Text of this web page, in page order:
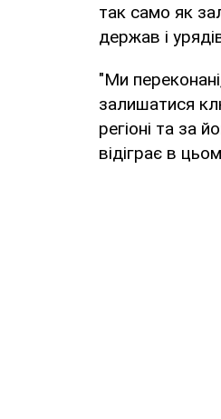
так само як
держав і
"Ми
залишатися
регіоні та за
відіграє в